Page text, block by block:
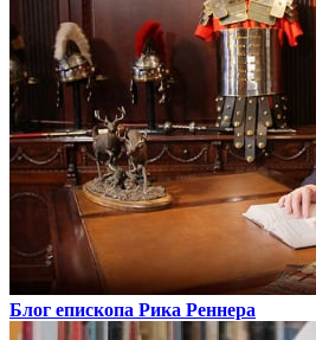
Блог епископа Рика Реннера